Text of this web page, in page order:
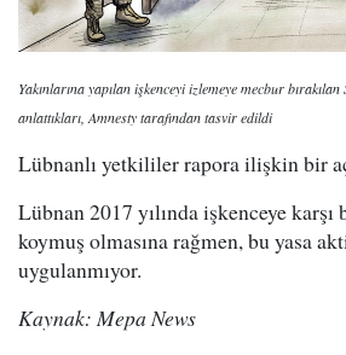
Yakınlarına yapılan işkenceyi izlemeye mecbur
anlattıkları, Amnesty tarafından tasvir edildi
Lübnanlı yetkililer rapora ilişkin bir
Lübnan 2017 yılında işkenceye
koymuş olmasına rağmen, bu yasa
uygulanmıyor.
Kaynak: Mepa News